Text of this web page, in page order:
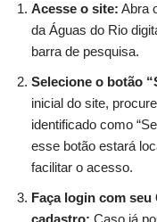
Acesse o site: Abra
da Águas do Rio
barra de pesquisa.
Selecione o botão
inicial do site,
identificado como
esse botão estará
facilitar o acesso.
Faça login com seu
cadastro: Caso já